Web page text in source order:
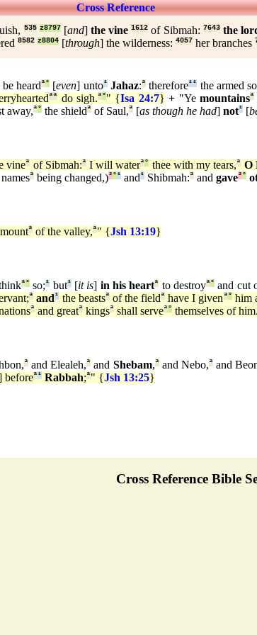
Cross Reference
535 z8797[and] the vine 1612 of Sibmah: 7643 the
8582 z8804 [through] the wilderness: 4057 her branches
heardª° [even] unto¹ Jahaz:ª therefore¹¹ the armed
ªª do sigh.ª°" {Isa 24:7} + "Yemountainsª
away,ª° the shieldª of Saul,ª [as though he had] not¹ [
vineª of Sibmah:ª I will waterª° thee with my tears,ª O
ª being changed,)²°¹ and¹ Shibmah:ª and gave²°
ª of the valley,ª" {Jsh 13:19}
ª°so;¹ but¹[it is] in his heartª to destroyª°and cut
ª and¹ the beastsª of the fieldª have I given ª°him
ª and greatª kingsª shall serveª° themselves of him.
ª and Elealeh,ª and Shebam,ªand Nebo,ªand
beforeª¹ Rabbah;ª" {Jsh 13:25}
Cross Reference Bible